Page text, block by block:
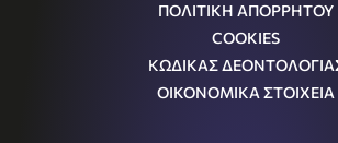
ΠΟΛΙΤΙΚΗ ΑΠΟΡΡΗΤΟΥ
COOKIES
ΚΩΔΙΚΑΣ
ΟΙΚΟΝΟΜΙΚΑ ΣΤΟΙΧΕΙΑ